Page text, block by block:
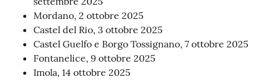
Mordano, 2 ottobre 2025
Castel del Rio, 3 ottobre 2025
Castel Guelfo e Borgo Tossignano, 7 ottobre 2025
Fontanelice, 9 ottobre 2025
Imola, 14 ottobre 2025